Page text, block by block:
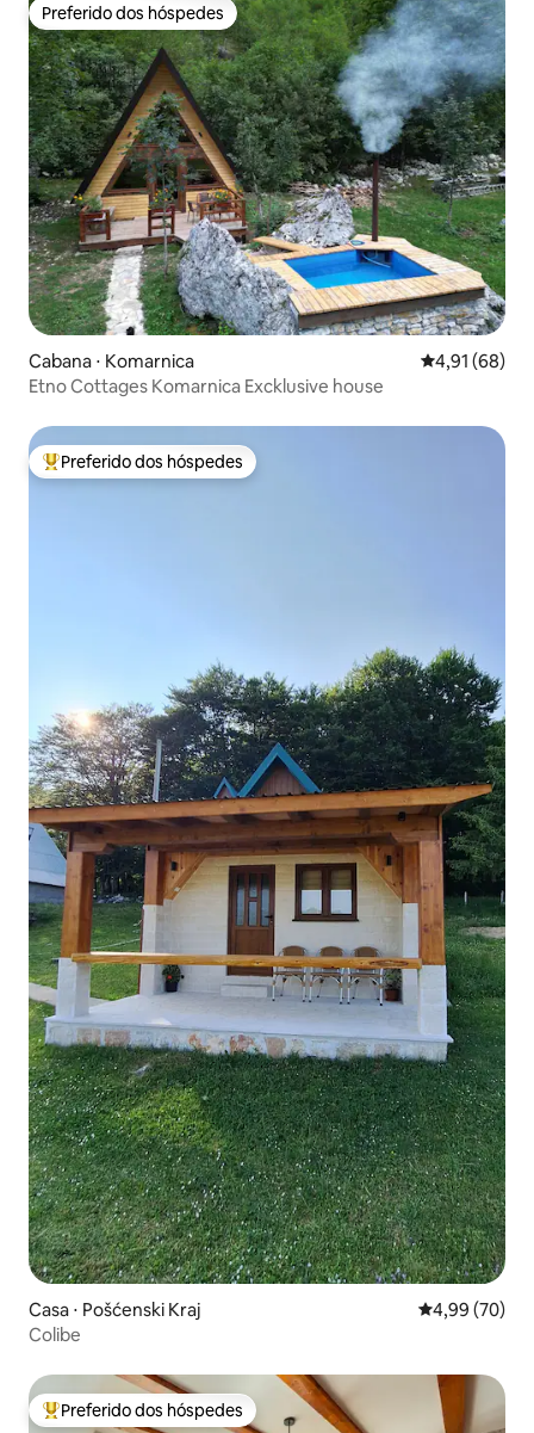
Preferido dos hóspedes
Preferido dos hóspedes
Cabana ⋅ Komarnica 4,91 de uma
4,91 (68)
Etno Cottages Komarnica Excklusive house
Entre os melhores preferidos dos hóspedes
Preferido dos hóspedes
Casa ⋅ Pošćenski Kraj 4,99 de uma
4,99 (70)
Colibe
Entre os melhores preferidos dos hóspedes
Preferido dos hóspedes